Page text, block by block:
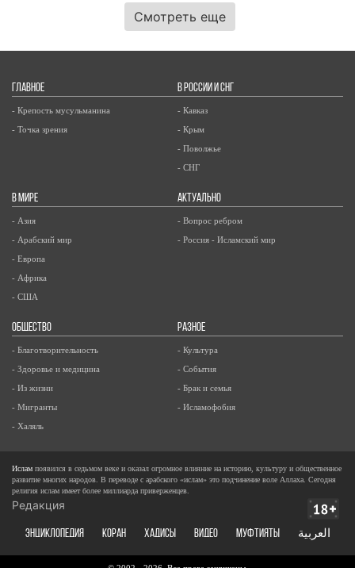
Смотреть еще
ГЛАВНОЕ
- Крепость мусульманина
- Точка зрения
В РОССИИ И СНГ
- Кавказ
- Крым
- Поволжье
- СНГ
В МИРЕ
- Азия
- Арабский мир
- Европа
- Африка
- США
АКТУАЛЬНО
- Вопрос ребром
- Россия - Исламский мир
ОБЩЕСТВО
- Благотворительность
- Здоровье и медицина
- Из жизни
- Мигранты
- Халяль
РАЗНОЕ
- Культура
- События
- Брак и семья
- Исламофобия
Ислам появился в седьмом веке и оказал огромное влияние на историю, культуру и общественное
развитие многих народов. В переводе с арабского «ислам» это подчинение воле Аллаха. Сегодня
религия ислам имеет более миллиарда приверженцев.
Редакция
ЭНЦИКЛОПЕДИЯ КОРАН ХАДИСЫ ВИДЕО Муфтияты العربية